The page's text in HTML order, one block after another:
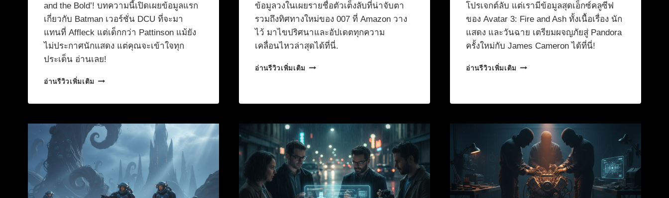
and the Bold’! บทความนี้เปิดเผยข้อมูลแรก
เกี่ยวกับ Batman เวอร์ชั่น DCU ที่จะมา
แทนที่ Affleck แต่เด็กกว่า Pattinson แม้ยัง
ไม่ประกาศนักแสดง แต่คุณจะเข้าใจทุก
ประเด็น อ่านเลย!
อ่านรีวิวเพิ่มเติม ใคร
เปิด
โผ
ตัว
เต็ง
ใน
จักรวาล
DCU
ข้อมูลวงในเผยรายชื่อตัวเต็งลับที่น่าจับตา
รวมถึงทิศทางใหม่ของ 007 ที่ Amazon วาง
ไว้ มาไขปริศนาและอัปเดตทุกความ
เคลื่อนไหวล่าสุดได้ที่นี่.
อ่านรีวิวเพิ่มเติม วงใน
คน
ใหม่
ที่
คาด
ไม่
ถึง
โปรเจกต์ลับ แต่เรามีข้อมูลสุดเอ็กซ์คลูซีฟ
ของ Avatar 3: Fire and Ash ทั้งเนื้อเรื่อง นัก
แสดง และวันฉาย เตรียมผจญภัยสู่ Pandora
ครั้งใหม่กับ James Cameron ได้ที่นี่!
อ่านรีวิวเพิ่มเติม หลุด
CAMERON
หนัง
ใหม่
หลัง
จบ
AVATAR